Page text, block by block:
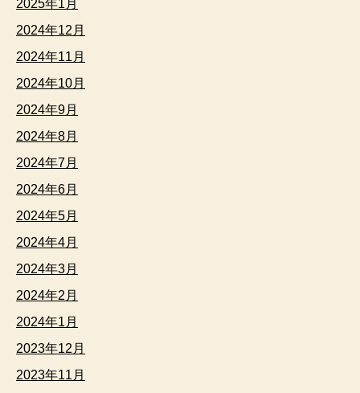
2025年1月
2024年12月
2024年11月
2024年10月
2024年9月
2024年8月
2024年7月
2024年6月
2024年5月
2024年4月
2024年3月
2024年2月
2024年1月
2023年12月
2023年11月